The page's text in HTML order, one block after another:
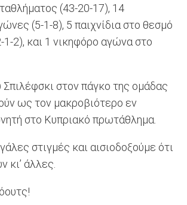
(43-20-17), 14
(5-1-8), 5 παιχνίδια στο θεσμό
1-2), και 1 νικηφόρο αγώνα στο
Σπιλέφσκι στον πάγκο της ομάδας
ως τον μακροβιότερο εν
στο Κυπριακό πρωτάθλημα.
στιγμές και αισιοδοξούμε ότι
κι’ άλλες.